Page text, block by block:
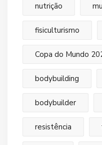
nutrição
fisiculturismo
Copa do Mundo
bodybuilding
bodybuilder
resistência